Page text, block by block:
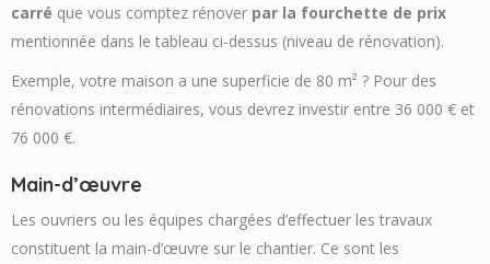
carré que vous comptez rénover par la fourchette de prix
mentionnée dans le tableau ci-dessus (niveau de rénovation).
Exemple, votre maison a une superficie de 80 m² ? Pour des
rénovations intermédiaires, vous devrez investir entre 36 000 € et
76 000 €.
Main-d’œuvre
Les ouvriers ou les équipes chargées d’effectuer les travaux
constituent la main-d’œuvre sur le chantier. Ce sont les